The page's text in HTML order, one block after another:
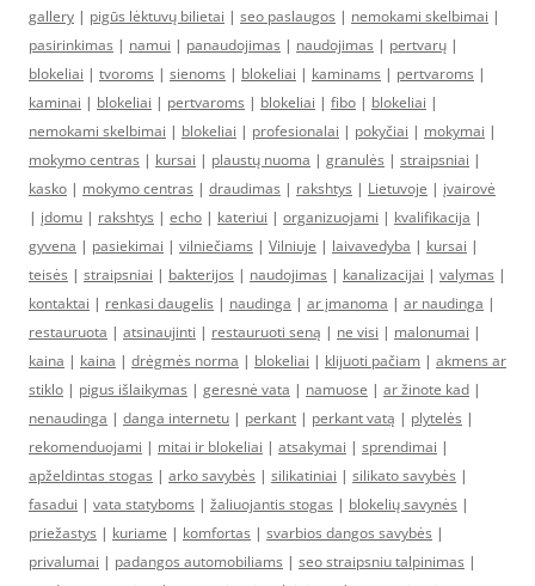
gallery | pigūs lėktuvų bilietai | seo paslaugos | nemokami skelbimai |
pasirinkimas | namui | panaudojimas | naudojimas | pertvarų |
blokeliai | tvoroms | sienoms | blokeliai | kaminams | pertvaroms |
kaminai | blokeliai | pertvaroms | blokeliai | fibo | blokeliai |
nemokami skelbimai | blokeliai | profesionalai | pokyčiai | mokymai |
mokymo centras | kursai | plaustų nuoma | granulės | straipsniai |
kasko | mokymo centras | draudimas | rakshtys | Lietuvoje | įvairovė
| įdomu | rakshtys | echo | kateriui | organizuojami | kvalifikacija |
gyvena | pasiekimai | vilniečiams | Vilniuje | laivavedyba | kursai |
teisės | straipsniai | bakterijos | naudojimas | kanalizacijai | valymas |
kontaktai | renkasi daugelis | naudinga | ar įmanoma | ar naudinga |
restauruota | atsinaujinti | restauruoti seną | ne visi | malonumai |
kaina | kaina | drėgmės norma | blokeliai | klijuoti pačiam | akmens ar
stiklo | pigus išlaikymas | geresnė vata | namuose | ar žinote kad |
nenaudinga | danga internetu | perkant | perkant vatą | plytelės |
rekomenduojami | mitai ir blokeliai | atsakymai | sprendimai |
apželdintas stogas | arko savybės | silikatiniai | silikato savybės |
fasadui | vata statyboms | žaliuojantis stogas | blokelių savynės |
priežastys | kuriame | komfortas | svarbios dangos savybės |
privalumai | padangos automobiliams | seo straipsniu talpinimas |